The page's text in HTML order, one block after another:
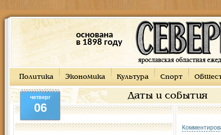
основана
в 1898 году
Политика Экономика Культура Спорт
Даты и события
четверг
06